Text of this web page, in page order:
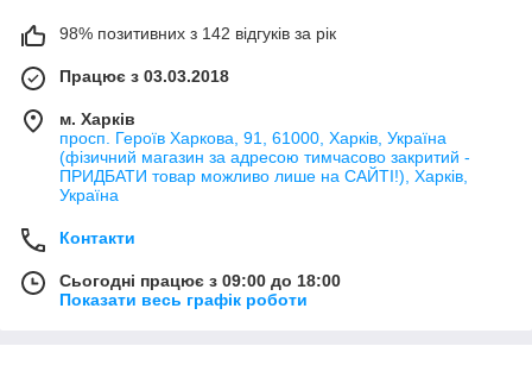
98% позитивних з 142 відгуків за рік
Працює з 03.03.2018
м. Харків
просп. Героїв Харкова, 91, 61000, Харків, Україна
(фізичний магазин за адресою тимчасово закритий -
ПРИДБАТИ товар можливо лише на САЙТІ!), Харків,
Україна
Контакти
Сьогодні працює з 09:00 до 18:00
Показати весь графік роботи